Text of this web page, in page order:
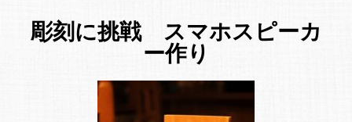
彫刻に挑戦 スマホスピーカ
ー作り